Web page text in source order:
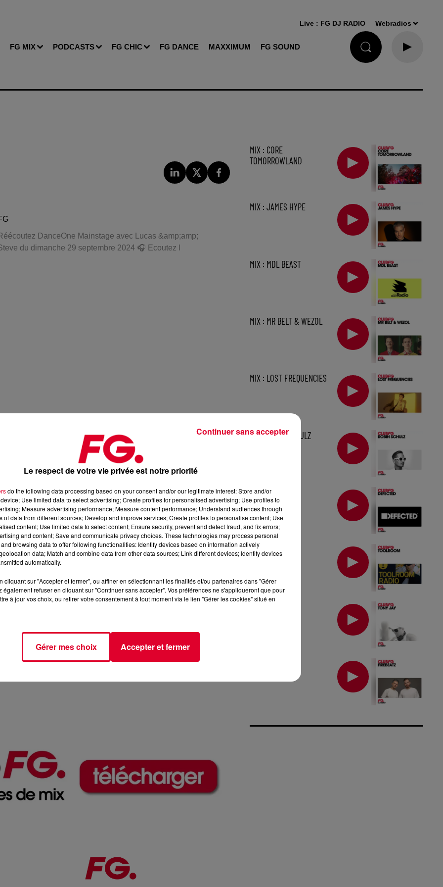
FG MIX PODCASTS FG CHIC FG DANCE MAXXIMUM FG SOUND
Live : FG DJ RADIO Webradios
DanceOne Mainstage avec Lucas &amp;amp;
du dimanche 29 septembre 2024 🎧 Ecoutez l
1 h
29 septembre 2024
et sur l’Application FG (IOShttps://urlz.fr/hhZxGoogle Play
pour plus d'informations.
MIX : CORE
TOMORROWLAND
MIX : JAMES HYPE
MIX : MDL BEAST
MIX : MR BELT & WEZOL
MIX : LOST FREQUENCIES
MIX : ROBIN SCHULZ
MIX : DEFECTED
MIX : TOOLROOM
Le respect de votre vie privée est notre priorité
do the following data processing based on your consent and/or our legitimate interest: Store and/or
Use limited data to select advertising; Create profiles for personalised advertising; Use profiles to
Measure advertising performance; Measure content performance; Understand audiences through
of data from different sources; Develop and improve services; Create profiles to personalise content; Use
content; Use limited data to select content; Ensure security, prevent and detect fraud, and fix errors;
and content; Save and communicate privacy choices. These technologies may process personal
browsing data to offer following functionalities: Identify devices based on information actively
data; Match and combine data from other data sources; Link different devices; Identify devices
automatically.
cliquant sur "Accepter et fermer", ou affiner en sélectionnant les finalités et/ou partenaires dans "Gérer
également refuser en cliquant sur "Continuer sans accepter". Vos préférences ne s'appliqueront que pour
à jour vos choix, ou retirer votre consentement à tout moment via le lien "Gérer les cookies" situé en
Gérer mes choix Accepter et fermer
Continuer sans accepter